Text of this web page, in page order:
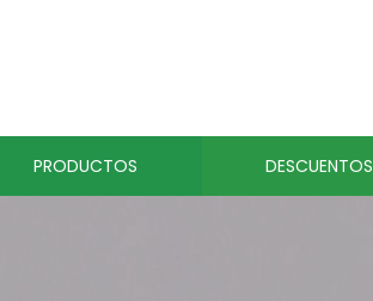
PRODUCTOS DESCUENTOS